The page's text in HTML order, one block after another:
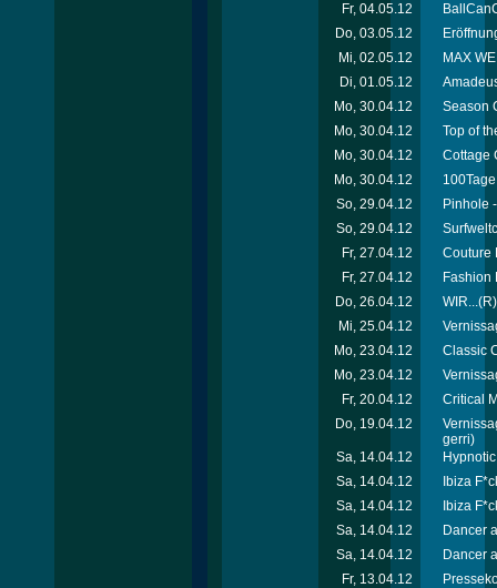
Fr, 04.05.12
Do, 03.05.12
Mi, 02.05.12
MAX
Di, 01.05.12
Mo, 30.04.12
Season
Mo, 30.04.12
Top of
Mo, 30.04.12
Cottage
Mo, 30.04.12
So, 29.04.12
Pinhole
So, 29.04.12
Fr, 27.04.12
Couture
Fr, 27.04.12
Fashion
Do, 26.04.12
Mi, 25.04.12
Mo, 23.04.12
Classic
Mo, 23.04.12
Fr, 20.04.12
Critical
Do, 19.04.12
gerri)
Sa, 14.04.12
Sa, 14.04.12
Ibiza
Sa, 14.04.12
Ibiza
Sa, 14.04.12
Dancer
Sa, 14.04.12
Dancer
Fr, 13.04.12